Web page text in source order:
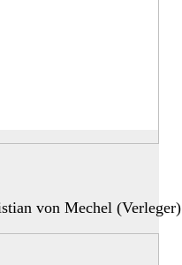
von Mechel (Verleger)